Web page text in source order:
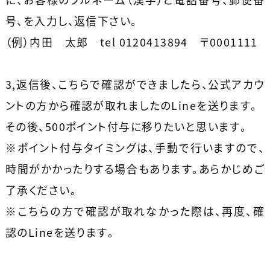
号、を入力し、返信下さい。
（例）内田 太郎 tel 0120413894 〒0001111
3,返信後、こちらで確認ができましたら、公式アカウ
ントの方から確認が取れましたのLineを送ります。
その後、500ポイント付与に移りたいと思います。
※ポイント付与タイミングは、手動で行いますので、
時間がかかったりする場合もあります。あらかじめご
了承ください。
※こちらの方で確認が取れなかった際は、再度、確
認のLineを送ります。